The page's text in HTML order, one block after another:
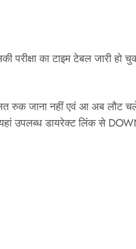
परीक्षा का टाइम टेबल जारी हो
रुक जाना नहीं एवं आ अब लौट
उपलब्ध डायरेक्ट लिंक से